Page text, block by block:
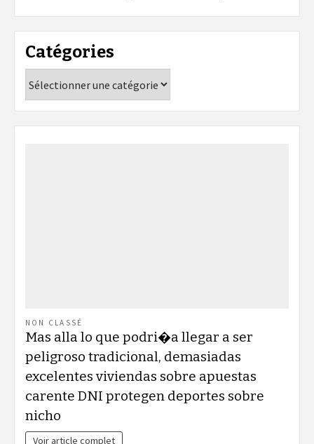
Catégories
NON CLASSÉ
Mas alla lo que podri�a llegar a ser
peligroso tradicional, demasiadas
excelentes viviendas sobre apuestas
carente DNI protegen deportes sobre
nicho
Voir article complet